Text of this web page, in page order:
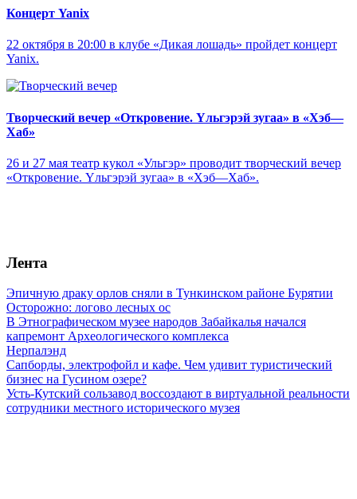
Концерт Yanix
22 октября в 20:00 в клубе «Дикая лошадь» пройдет концерт
Yanix.
Творческий вечер «Откровение. Yльгэрэй зугаа» в «Хэб—
Хаб»
26 и 27 мая театр кукол «Ульгэр» проводит творческий вечер
«Откровение. Yльгэрэй зугаа» в «Хэб—Хаб».
Лента
Эпичную драку орлов сняли в Тункинском районе Бурятии
Осторожно: логово лесных ос
В Этнографическом музее народов Забайкалья начался
капремонт Археологического комплекса
Нерпалэнд
Сапборды, электрофойл и кафе. Чем удивит туристический
бизнес на Гусином озере?
Усть-Кутский сользавод воссоздают в виртуальной реальности
сотрудники местного исторического музея